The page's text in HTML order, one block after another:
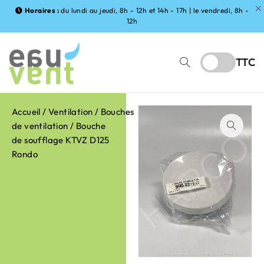
Horaires : du lundi au jeudi, 8h - 12h et 14h - 17h | le vendredi, 8h -
12h
TTC
Accueil /Ventilation / Bouches
de ventilation / Bouche
de soufflage KTVZ D125
Rondo